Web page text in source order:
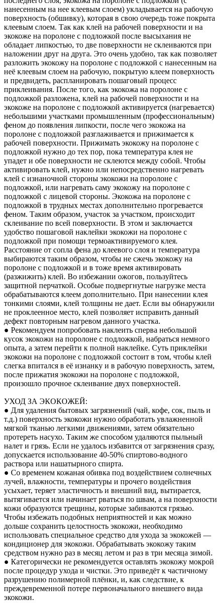
нанесенным на нее клеевым слоем) укладывается на рабочую
поверхность (обшивку), которая в свою очередь тоже покрыта
клеевым слоем. Так как клей на рабочей поверхности и на
экокоже на поролоне с подложкой после высыхания не
обладает липкостью, то две поверхности не склеиваются при
наложении друг на друга. Это очень удобно, так как позволяет
разложить экокожу на поролоне с подложкой с нанесенным на
неё клеевым слоем на рабочую, покрытую клеем поверхность
и предвидеть, распланировать пошаговый процесс
приклеивания. После того, как экокожа на поролоне с
подложкой разложена, клей на рабочей поверхности и на
экокоже на поролоне с подложкой активируется (нагревается)
небольшими участками промышленным (профессиональным)
феном до появления липкости, после чего экокожа на
поролоне с подложкой разглаживается и прижимается к
рабочей поверхности. Прижимать экокожу на поролоне с
подложкой нужно до тех пор, пока температура клея не
упадет и обе поверхности не склеются между собой. Чтобы
активировать клей, нужно или непосредственно нагревать
клей с изнаночной стороны экокожи на поролоне с
подложкой, или нагревать саму экокожу на поролоне с
подложкой с лицевой стороны. Экокожа на поролоне с
подложкой в трудных местах дополнительно прогревается
феном. Таким образом, участок за участком, происходит
склеивание по всей поверхности. В этом и заключается
удобство пошаговой наклейки экокожи на поролоне с
подложкой при помощи термоактивируемого клея.
Расстояние от сопла фена до клеевого слоя и температура
выбираются таким образом, чтобы не сжечь экокожу на
поролоне с подложкой и в тоже время активировать
(разжижить) клей. Во избежании ожогов, пользуйтесь
защитной перчаткой. Особые подвергнутые нагрузке места
обрабатываются клеем дополнительно. При нанесении клея
тонкими слоями, клей толщины не дает. Если вы обнаружили
не проклеенное место, клей позволяет исправить данный
дефект повторным нагревом данного участка.
● Рекомендуем попробовать наклеить сперва небольшой
кусок экокожи на поролоне с подложкой, набраться немного
опыта, а затем перейти к полной наклейке. Суть приклейки
экокожи на поролоне с подложкой состоит в том, чтобы клей
слегка впитался в её изнанку и в рабочую поверхность, затем,
после прижатия экокожи на поролоне с подложкой,
произошло прочное склеивание двух поверхностей.
УХОД ЗА ЭКОКОЖЕЙ:
● Для удаления бытовых загрязнений (чай, кофе, сок, пыль и
т.д.) поверхность экокожи нужно обработать увлажненной
мягкой тканью легкими движениями, затем обязательно
протереть насухо. Таким же способом удаляются пыльный
налет и грязь. Если не удалось избавится от загрязнения сразу,
допускается использование 40-50% спиртово-водного
раствора или нашатырного спирта.
● Со временем кожаная обивка под воздействием солнечных
лучей, влажности, температуры и прочего воздействия
усыхает, теряет эластичность и внешний вид, вытирается,
вытягивается или начинает рваться по швам, а на поверхности
кожи образуются трещины, которые забиваются грязью.
Чтобы избежать подобных неприятностей и как можно
дольше сохранить целостность экокожи, необходимо
использовать специальное средство для ухода за экокожей —
кондиционер для экокожи. Обрабатывать экокожу таким
средством нужно раз в месяц летом и раз в три месяца зимой.
● Категорически не рекомендуется оставлять экокожу мокрой
после процедур ухода и чистки. Это приведёт к частичному
разрушению полимерной плёнки, и, как следствие, к
преждевременной потере первоначального внешнего вида
экокожи.